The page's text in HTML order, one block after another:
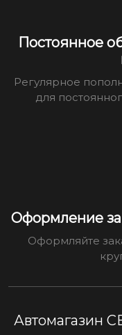
Постоянное
Регулярное
для
Оформление
Оформляйте
Автомагазин